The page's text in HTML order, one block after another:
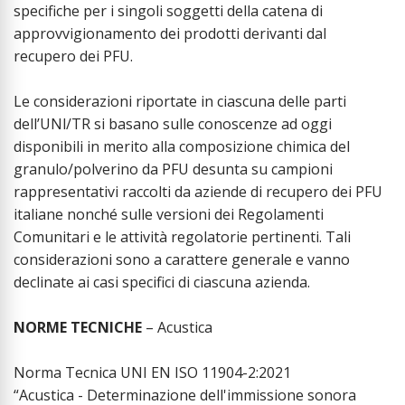
specifiche per i singoli soggetti della catena di
approvvigionamento dei prodotti derivanti dal
recupero dei PFU.
Le considerazioni riportate in ciascuna delle parti
dell’UNl/TR si basano sulle conoscenze ad oggi
disponibili in merito alla composizione chimica del
granulo/polverino da PFU desunta su campioni
rappresentativi raccolti da aziende di recupero dei PFU
italiane nonché sulle versioni dei Regolamenti
Comunitari e le attività regolatorie pertinenti. Tali
considerazioni sono a carattere generale e vanno
declinate ai casi specifici di ciascuna azienda.
NORME TECNICHE – Acustica
Norma Tecnica UNI EN ISO 11904-2:2021
“Acustica - Determinazione dell'immissione sonora